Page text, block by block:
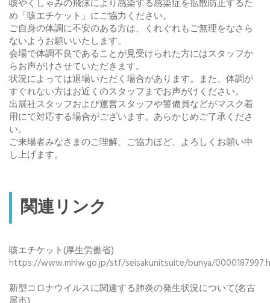
咳やくしゃみの飛沫により感染する感染症を拡散防止するた
め「咳エチケット」にご協力ください。
ご自身の体調に不安のある方は、くれぐれもご無理をなさら
ないようお願いいたします。
会場で体調不良であることが見受けられた方にはスタッフか
らお声がけさせていただきます。
状況によっては退場いただく場合があります。また、体調が
すぐれない方はお近くのスタッフまでお声がけください。
出展社スタッフおよび運営スタッフや警備員などがマスク着
用にて対応する場合がございます。あらかじめご了承くださ
い。
ご来場者みなさまのご理解、ご協力ほど、よろしくお願い申
し上げます。
関連リンク
咳エチケット(厚生労働省)
https://www.mhlw.go.jp/stf/seisakunitsuite/bunya/
新型コロナウイルスに関連する肺炎の発生状況について(名古